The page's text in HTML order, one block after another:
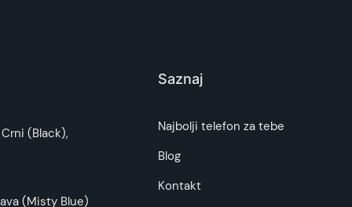
što tačnije i detaljnije ali ne može da
(Black),
(Misty Blue)
Saznaj
Najbolji telefon za tebe
Blog
Kontakt